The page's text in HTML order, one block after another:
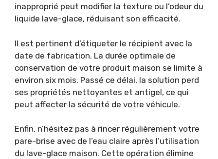
inapproprié peut modifier la texture ou l’odeur du
liquide lave-glace, réduisant son efficacité.
Il est pertinent d’étiqueter le récipient avec la
date de fabrication. La durée optimale de
conservation de votre produit maison se limite à
environ six mois. Passé ce délai, la solution perd
ses propriétés nettoyantes et antigel, ce qui
peut affecter la sécurité de votre véhicule.
Enfin, n’hésitez pas à rincer régulièrement votre
pare-brise avec de l’eau claire après l’utilisation
du lave-glace maison. Cette opération élimine